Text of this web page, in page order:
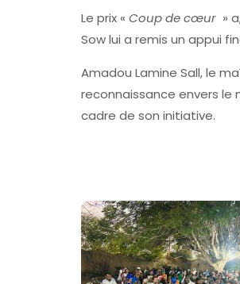
Le prix « Coup de cœur »
Sow lui a remis un appui
Amadou Lamine Sall, le
reconnaissance envers le
cadre de son initiative.